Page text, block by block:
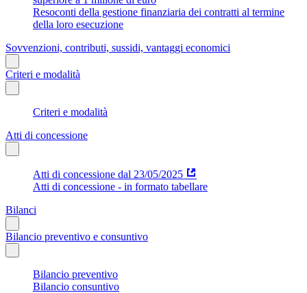
Resoconti della gestione finanziaria dei contratti al termine
della loro esecuzione
Sovvenzioni, contributi, sussidi, vantaggi economici
Criteri e modalità
Criteri e modalità
Atti di concessione
Atti di concessione dal 23/05/2025
Atti di concessione - in formato tabellare
Bilanci
Bilancio preventivo e consuntivo
Bilancio preventivo
Bilancio consuntivo